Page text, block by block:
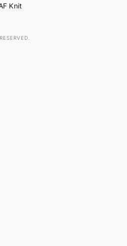
Knit